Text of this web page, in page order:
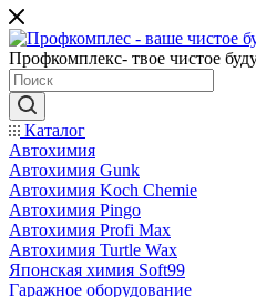
Профкомплекс- твое чистое
Каталог
Автохимия
Автохимия Gunk
Автохимия Koch Chemie
Автохимия Pingo
Автохимия Profi Max
Автохимия Turtle Wax
Японская химия Soft99
Гаражное оборудование